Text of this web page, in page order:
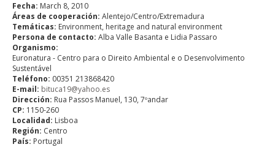
Fecha: March 8, 2010
Áreas de cooperación: Alentejo/Centro/Extremadura
Temáticas: Environment, heritage and natural environment
Persona de contacto: Alba Valle Basanta e Lidia Passaro
Organismo:
Euronatura - Centro para o Direito Ambiental e o Desenvolvimento
Sustentável
Teléfono: 00351 213868420
E-mail: bituca19@yahoo.es
Dirección: Rua Passos Manuel, 130, 7ºandar
CP: 1150-260
Localidad: Lisboa
Región: Centro
País: Portugal